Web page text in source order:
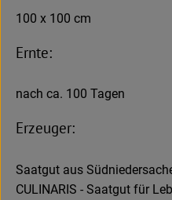
100 x 100 cm
Ernte:
nach ca. 100 Tagen
Erzeuger:
Saatgut aus
CULINARIS - Saatgut für